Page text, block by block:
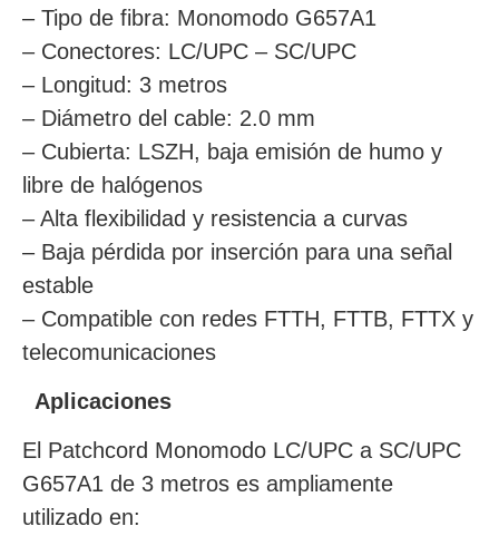
– Tipo de fibra: Monomodo G657A1
– Conectores: LC/UPC – SC/UPC
– Longitud: 3 metros
– Diámetro del cable: 2.0 mm
– Cubierta: LSZH, baja emisión de humo y
libre de halógenos
– Alta flexibilidad y resistencia a curvas
– Baja pérdida por inserción para una señal
estable
– Compatible con redes FTTH, FTTB, FTTX y
telecomunicaciones
Aplicaciones
El Patchcord Monomodo LC/UPC a SC/UPC
G657A1 de 3 metros es ampliamente
utilizado en: